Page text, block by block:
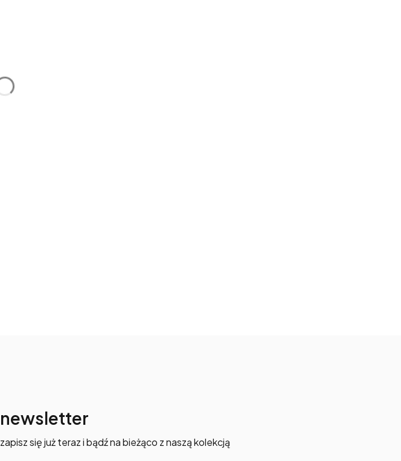
newsletter
zapisz się już teraz i bądź na bieżąco z naszą kolekcją